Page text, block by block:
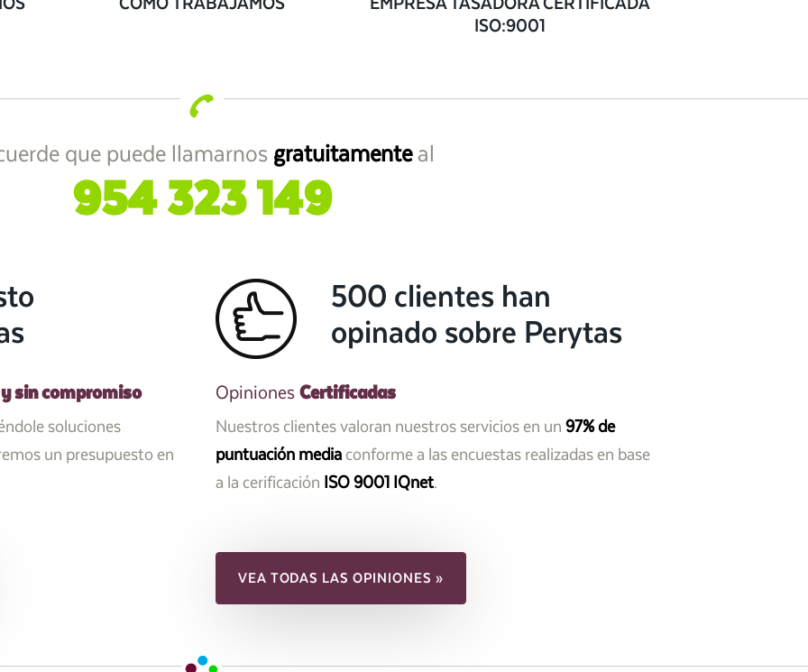
ISO:9001
que puede llamarnos gratuitamenteal
954 323 149
sin compromiso
soluciones
un presupuesto en
500 clientes han
opinado sobre Perytas
Opiniones Certificadas
Nuestros clientes valoran nuestros servicios en un 97% de
puntuación mediaconforme a las encuestas realizadas en base
a la cerificación ISO 9001 IQnet.
VEA TODAS LAS OPINIONES »